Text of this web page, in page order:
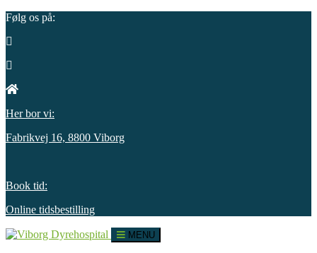
Følg os på:
Her bor vi:
Fabrikvej 16, 8800 Viborg
Book tid:
Online tidsbestilling
MENU